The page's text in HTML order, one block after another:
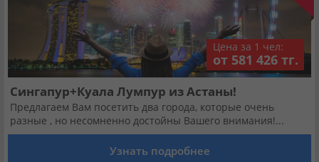
О нас
Для бизнеса
Контакты
Кабинет туриста
Цена за 1 чел:
от 581 426 тг.
Сингапур+Куала Лумпур из Астаны!
Предлагаем Вам посетить два города, которые очень
разные , но несомненно достойны Вашего внимания!...
Узнать подробнее